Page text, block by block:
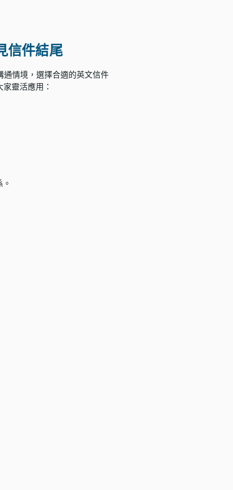
信件結尾
情境，選擇合適的英文信件
靈活應用：